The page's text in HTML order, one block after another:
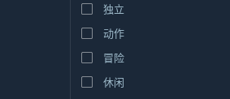
西班牙语 - 拉丁美洲
希腊语
独立
动作
冒险
休闲